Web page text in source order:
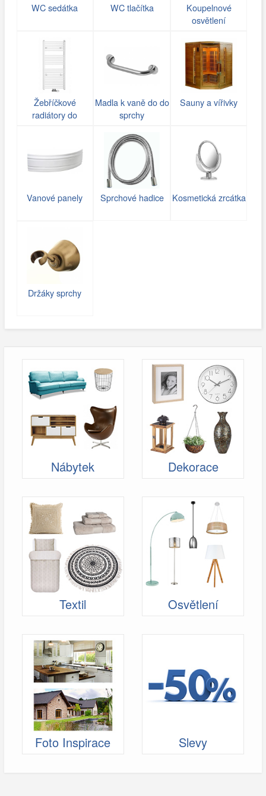
WC sedátka WC tlačítka
Koupelnové
osvětlení
Žebříčkové
radiátory do
Madla k vaně do do
sprchy
Sauny a vířivky
Vanové panely Sprchové hadice Kosmetická zrcátka
Držáky sprchy
Nábytek Dekorace
Textil Osvětlení
Foto Inspirace Slevy